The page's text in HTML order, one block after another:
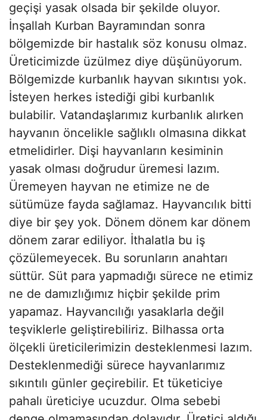
geçişi yasak olsada bir şekilde oluyor.
İnşallah Kurban Bayramından sonra
bölgemizde bir hastalık söz konusu olmaz.
Üreticimizde üzülmez diye düşünüyorum.
Bölgemizde kurbanlık hayvan sıkıntısı yok.
İsteyen herkes istediği gibi kurbanlık
bulabilir. Vatandaşlarımız kurbanlık alırken
hayvanın öncelikle sağlıklı olmasına dikkat
etmelidirler. Dişi hayvanların kesiminin
yasak olması doğrudur üremesi lazım.
Üremeyen hayvan ne etimize ne de
sütümüze fayda sağlamaz. Hayvancılık bitti
diye bir şey yok. Dönem dönem kar dönem
dönem zarar ediliyor. İthalatla bu iş
çözülemeyecek. Bu sorunların anahtarı
süttür. Süt para yapmadığı sürece ne etimiz
ne de damızlığımız hiçbir şekilde prim
yapamaz. Hayvancılığı yasaklarla değil
teşviklerle geliştirebiliriz. Bilhassa orta
ölçekli üreticilerimizin desteklenmesi lazım.
Desteklenmediği sürece hayvanlarımız
sıkıntılı günler geçirebilir. Et tüketiciye
pahalı üreticiye ucuzdur. Olma sebebi